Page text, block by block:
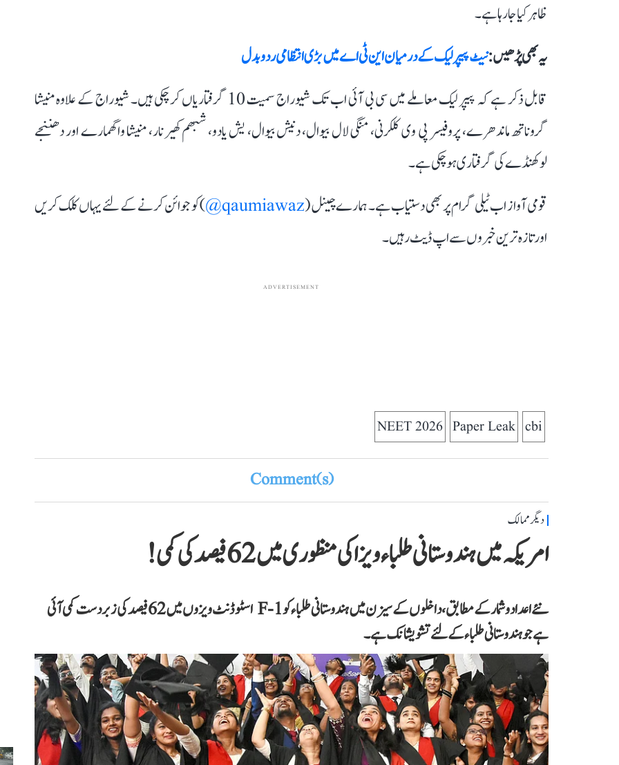
ظاہر کیا جا رہا ہے۔
یہ بھی پڑھیں :نیٹ پیپر لیک کے درمیان این ٹی اے میں بڑی انتظامی ردوبدل
قابل ذکر ہے کہ پیپر لیک معاملے میں سی بی آئی اب تک شیوراج سمیت 10 گرفتاریاں کر چکی ہیں۔ شیوراج کے علاوہ منیشا
گروناتھ ماندھرے، پروفیسر پی وی کلکرنی، منگی لال بیوال، دنیش بیوال، یش یادو، شبھم کھیرنار، منیشا واگھمارے اور دھننجے
لوکھنڈے کی گرفتاری ہو چکی ہے۔
قومی آواز اب ٹیلی گرام پر بھی دستیاب ہے۔ ہمارے چینل (qaumiawaz@
) کو جوائن کرنے کے لئے یہاں کلک کریں
اور تازہ ترین خبروں سے اپ ڈیٹ رہیں۔
ADVERTISEMENT
cbi
Paper Leak
NEET 2026
Comment(s)
دیگر ممالک
امریکہ میں ہندوستانی طلباء ویزا کی منظوری میں 62 فیصد کی کمی!
نئے اعداد و شمار کے مطابق، داخلوں کے سیزن میں ہندوستانی طلباء کو F-1 اسٹوڈنٹ ویزوں میں 62 فیصد کی زبردست کمی آئی
ہے جو ہندوستانی طلباء کے لئے تشویشانک ہے۔